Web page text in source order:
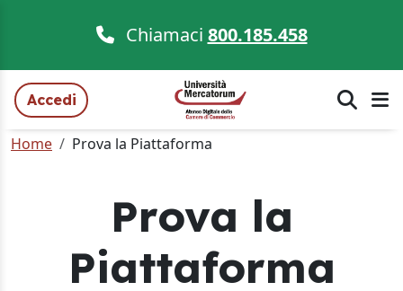
Chiamaci 800.185.458
Accedi
Home Prova la Piattaforma
Prova la
Piattaforma